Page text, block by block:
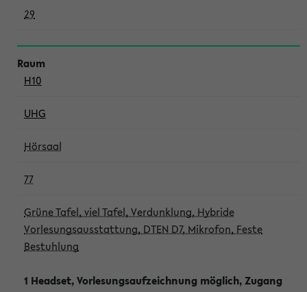
29
H10
UHG
Hörsaal
77
Grüne Tafel, viel Tafel, Verdunklung, Hybride
Vorlesungsausstattung, DTEN D7, Mikrofon, Feste
Bestuhlung
1 Headset, Vorlesungsaufzeichnung möglich, Zugang